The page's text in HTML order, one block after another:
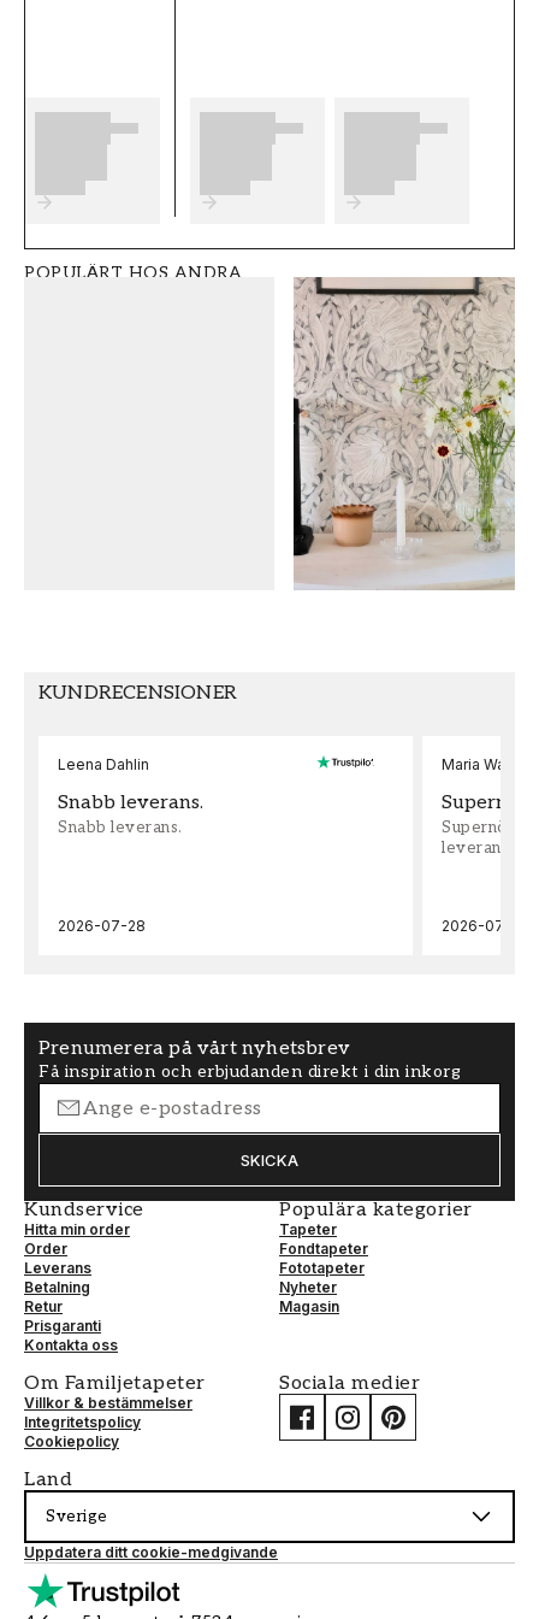
Produktdetaljer
SKU
FT0505-MISP1342 Midbec
STIL
0,52
MÖNSTER
Geometrisk
FÄRG
Svart
TAPETTYP
Non-Woven
POPULÄRT HOS ANDRA
KUNDRECENSIONER
Leena Dahlin
Snabb leverans.
Snabb leverans.
2026-07-28
Maria
leveran,
2026-07-22
Prenumerera på vårt nyhetsbrev
Få inspiration och erbjudanden direkt i din inkorg
SKICKA
Kundservice
Hitta min order
Order
Leverans
Betalning
Retur
Prisgaranti
Kontakta oss
Populära kategorier
Tapeter
Fondtapeter
Fototapeter
Nyheter
Magasin
Om Familjetapeter
Villkor & bestämmelser
Integritetspolicy
Cookiepolicy
Sociala medier
Land
Sverige
Uppdatera ditt cookie-medgivande